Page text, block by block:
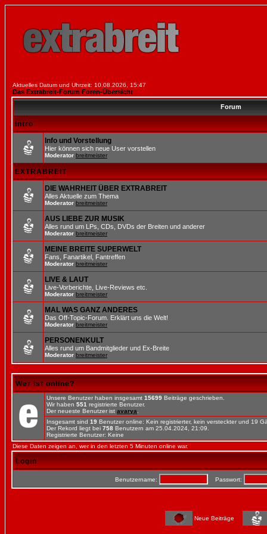
Aktuelles Datum und Uhrzeit: 10.08.2026, 15:47
Das Extrabreit-Forum Foren-Übersicht
Forum
Intro
Info und Vorstellung
Hier können sich neue User vorstellen
Moderator breitmeister
EXTRABREIT
DIE WAHRHEIT ÜBER EXTRABREIT
Alles Aktuelle zum Thema
Moderator breitmeister
AUS LIEBE ZUR MUSIK
Alles rund um LPs, CDs, DVDs der Breiten und anderer
Moderator breitmeister
MEINE BREITE SUPERWELT
Fans, Fanartikel, Fantreffen
Moderator breitmeister
LIVE & LAUT
Live-Vorberichte, Live-Reviews etc.
Moderator breitmeister
MAL WAS GANZ ANDERES
Das Off-Topic-Forum. Erklärt uns die Welt!
Moderator breitmeister
PERSONENKULT
Alles rund um Bandmitglieder und Ex-Breite
Moderator breitmeister
Wer ist online?
Unsere Benutzer haben insgesamt 15699 Beiträge geschrieben.
Wir haben 551 registrierte Benutzer.
Der neueste Benutzer ist avarya
Insgesamt sind 19 Benutzer online: Kein registrierter, kein versteckter und 19
Der Rekord liegt bei 758 Benutzern am 25.04.2024, 21:09.
Registrierte Benutzer: Keine
Diese Daten zeigen an, wer in den letzten 5 Minuten online war.
Login
Benutzername: Passwort:
Neue Beiträge